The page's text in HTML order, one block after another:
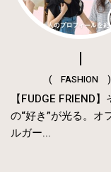
( FASHION )
【FUDGE FRIEND
の“好き”が光る。オ
ルガー...